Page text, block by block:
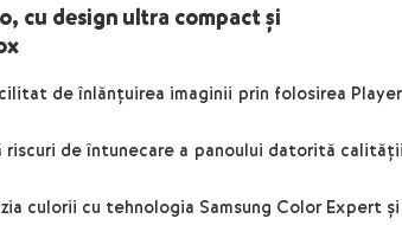
cu design ultra compact și
de înlănțuirea imaginii prin folosirea Player
riscuri de întunecare a panoului datorită calității
culorii cu tehnologia Samsung Color Expert și